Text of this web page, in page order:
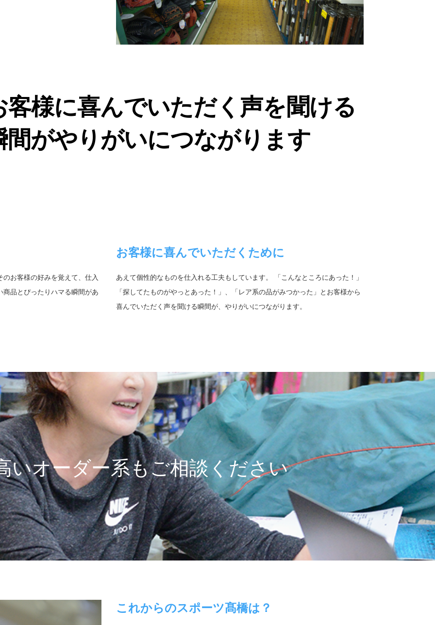
客様に喜んでいただく声を聞ける
間がやりがいにつながります
お客様の好みを覚えて、仕入
品とぴったりハマる瞬間があ
お客様に喜んでいただくために
あえて個性的なものを仕入れる工夫もしています。 「こんなところにあった！」
「探してたものがやっとあった！」、「レア系の品がみつかった」とお客様から
喜んでいただく声を聞ける瞬間が、やりがいにつながります。
いオーダー系もご相談ください
これからのスポーツ髙橋は？